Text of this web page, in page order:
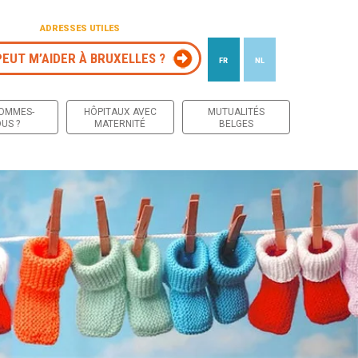
ADRESSES UTILES
M’AIDER À BRUXELLES ? FR NL
?
HÔPITAUX AVEC
MATERNITÉ
MUTUALITÉS
BELGES